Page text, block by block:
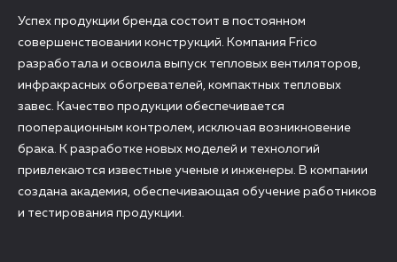
Успех продукции бренда состоит в постоянном
совершенствовании конструкций. Компания Frico
разработала и освоила выпуск тепловых вентиляторов,
инфракрасных обогревателей, компактных тепловых
завес. Качество продукции обеспечивается
пооперационным контролем, исключая возникновение
брака. К разработке новых моделей и технологий
привлекаются известные ученые и инженеры. В компании
создана академия, обеспечивающая обучение работников
и тестирования продукции.